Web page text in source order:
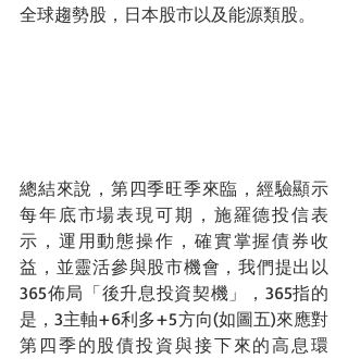
全球趨勢股，日本股市以及能源類股。
總結來說，第四季旺季來臨，經驗顯示
每年底市場表現可期，施羅德投信表
示，運用動態操作，確實掌握債券收
益，並靈活參與股市機會，我們提出以
365佈局「後升息投資契機」，365指的
是，3主軸+6利多+5方向(如圖五)來應對
第四季的股債投資與接下來的高息環